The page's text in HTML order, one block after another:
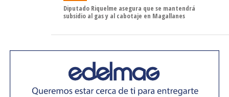
Cuidados Villa Punta Delgada. Posteriormente viajará a
bordo de un ferry, a escasos kilómetros de donde se
desató una polémica diplomática por la instalación por
parte de Argentina de unos paneles solares en territorio
chileno los que, tras una queja formal de Chile, fueron
Diputado Riquelme asegura que se mantendrá
subsidio al gas y al cabotaje en Magallanes